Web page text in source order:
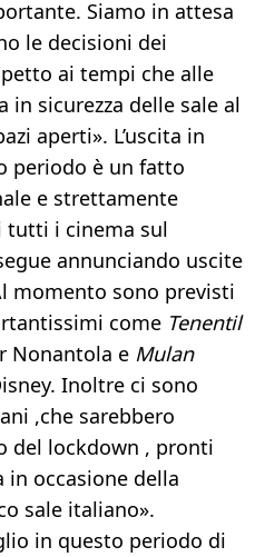
Siamo in attesa
le decisioni dei
ai tempi che alle
sicurezza delle sale al
aperti». L’uscita in
periodo è un fatto
e strettamente
tutti i cinema sul
annunciando uscite
momento sono previsti
come Tenentil
Nonantola e Mulan
Inoltre ci sono
,che sarebbero
del lockdown , pronti
occasione della
sale italiano».
in questo periodo di